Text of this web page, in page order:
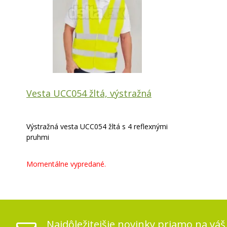
Vesta UCC054 žltá, výstražná
Výstražná vesta UCC054 žltá s 4 reflexnými
pruhmi
Momentálne vypredané.
Najdôležitejšie novinky priamo na